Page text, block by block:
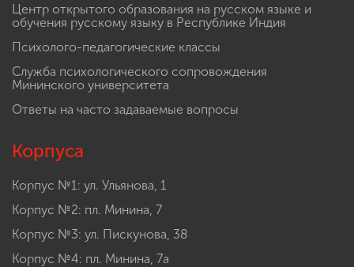
Центр открытого образования на русском языке и
обучения русскому языку в Республике Индия
Психолого-педагогические классы
Служба психологического сопровождения
Мининского университета
Ответы на часто задаваемые вопросы
Корпуса
Корпус №1: ул. Ульянова, 1
Корпус №2: пл. Минина, 7
Корпус №3: ул. Пискунова, 38
Корпус №4: пл. Минина, 7а